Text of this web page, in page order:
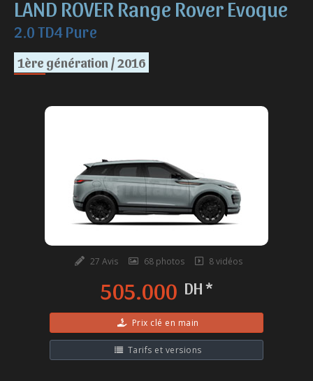
LAND ROVER Range Rover Evoque
2.0 TD4 Pure
1ère génération / 2016
27 Avis 68 photos 8 vidéos
505.000 DH *
Prix clé en main
Tarifs et versions